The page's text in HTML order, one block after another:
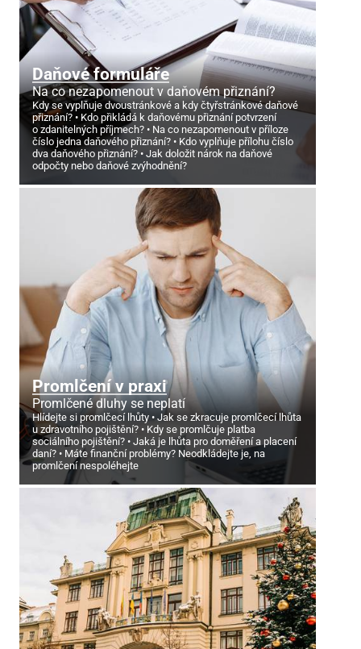
Daňové formuláře
Na co nezapomenout v daňovém přiznání?
Kdy se vyplňuje dvoustránkové a kdy čtyřstránkové daňové
přiznání?
Kdo přikládá k daňovému přiznání potvrzení
o zdanitelných příjmech?
Na co nezapomenout v příloze
číslo jedna daňového přiznání?
Kdo vyplňuje přílohu číslo
dva daňového přiznání?
Jak doložit nárok na daňové
odpočty nebo daňové zvýhodnění?
Promlčení v praxi
Promlčené dluhy se neplatí
Hlídejte si promlčecí lhůty
Jak se zkracuje promlčecí lhůta
u zdravotního pojištění?
Kdy se promlčuje platba
sociálního pojištění?
Jaká je lhůta pro doměření a placení
daní?
Máte finanční problémy? Neodkládejte je, na
promlčení nespoléhejte